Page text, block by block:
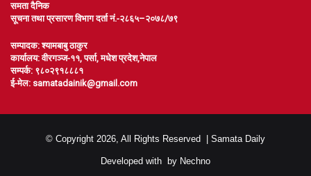
समता दैनिक
सूचना तथा प्रसारण विभाग दर्ता नं.-२८६५–२०७८/७९
सम्पादक: श्यामबाबु ठाकुर
कार्यालय: वीरगञ्ज-११, पर्सा, मधेश प्रदेश,नेपाल
सम्पर्क: ९८०२९१८८८१
ई-मेल: samatadainik@gmail.com
© Copyright 2026, All Rights Reserved | Samata Daily
Developed with by Nechno